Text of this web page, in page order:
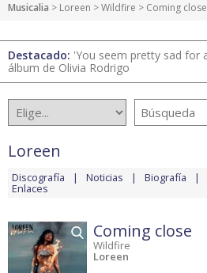
Musicalia > Loreen >Wildfire > Coming close
Destacado: 'You seem pretty sad for
álbum de Olivia Rodrigo
Loreen
Discografía Noticias Biografía
Enlaces
Coming close
Wildfire
Loreen